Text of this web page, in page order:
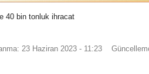
40 bin tonluk ihracat
23 Haziran 2023 - 11:23